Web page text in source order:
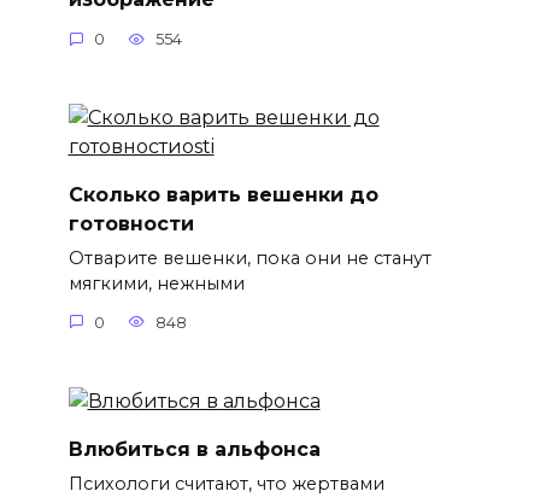
0 554
Сколько варить вешенки до
готовности
Отварите вешенки, пока они не станут
мягкими, нежными
0 848
Влюбиться в альфонса
Психологи считают, что жертвами